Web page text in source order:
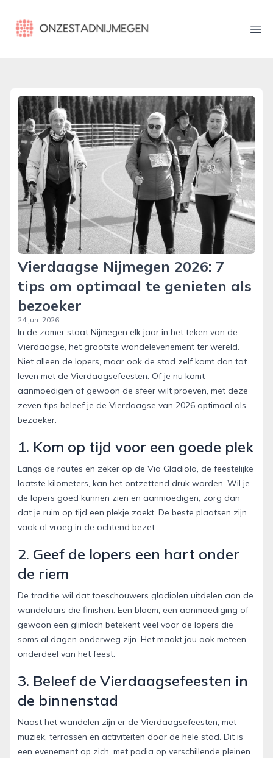
onzestadnijmegen.nl
Vierdaagse Nijmegen 2026: 7
tips om optimaal te genieten als
bezoeker
24 jun. 2026
In de zomer staat Nijmegen elk jaar in het teken van de
Vierdaagse, het grootste wandelevenement ter wereld.
Niet alleen de lopers, maar ook de stad zelf komt dan tot
leven met de Vierdaagsefeesten. Of je nu komt
aanmoedigen of gewoon de sfeer wilt proeven, met deze
zeven tips beleef je de Vierdaagse van 2026 optimaal als
bezoeker.
1. Kom op tijd voor een goede plek
Langs de routes en zeker op de Via Gladiola, de feestelijke
laatste kilometers, kan het ontzettend druk worden. Wil je
de lopers goed kunnen zien en aanmoedigen, zorg dan
dat je ruim op tijd een plekje zoekt. De beste plaatsen zijn
vaak al vroeg in de ochtend bezet.
2. Geef de lopers een hart onder
de riem
De traditie wil dat toeschouwers gladiolen uitdelen aan de
wandelaars die finishen. Een bloem, een aanmoediging of
gewoon een glimlach betekent veel voor de lopers die
soms al dagen onderweg zijn. Het maakt jou ook meteen
onderdeel van het feest.
3. Beleef de Vierdaagsefeesten in
de binnenstad
Naast het wandelen zijn er de Vierdaagsefeesten, met
muziek, terrassen en activiteiten door de hele stad. Dit is
een evenement op zich, met podia op verschillende pleinen.